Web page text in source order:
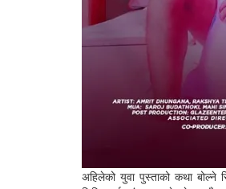
अहिलेको युवा पुस्ताको कथा बोल्ने